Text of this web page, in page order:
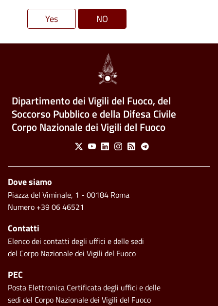
Dipartimento dei Vigili del Fuoco, del
Soccorso Pubblico e della Difesa Civile
Corpo Nazionale dei Vigili del Fuoco
Social Menu
X YoutubeLinkedinInstagram
Feed Telegram
Footer
Dove siamo
Piazza del Viminale, 1 - 00184 Roma
Numero +39 06 46521
Contatti
Elenco dei contatti degli uffici e delle sedi
del Corpo Nazionale dei Vigili del Fuoco
PEC
Posta Elettronica Certificata degli uffici e delle
sedi del Corpo Nazionale dei Vigili del Fuoco